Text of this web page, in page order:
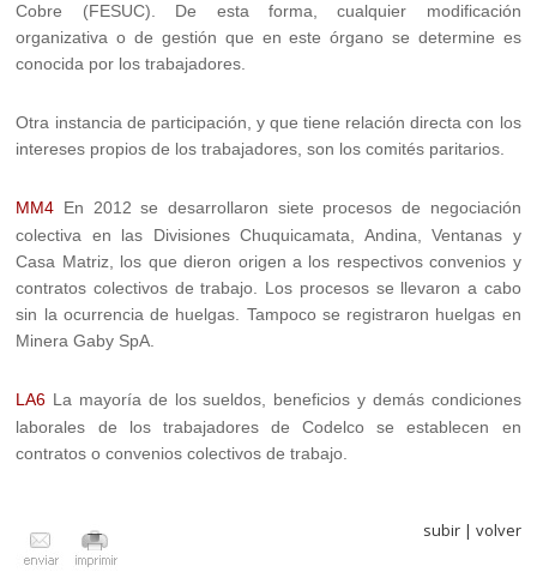
Cobre (FESUC). De esta forma, cualquier modificación
organizativa o de gestión que en este órgano se determine es
conocida por los trabajadores.
Otra instancia de participación, y que tiene relación directa con los
intereses propios de los trabajadores, son los comités paritarios.
MM4 En 2012 se desarrollaron siete procesos de negociación
colectiva en las Divisiones Chuquicamata, Andina, Ventanas y
Casa Matriz, los que dieron origen a los respectivos convenios y
contratos colectivos de trabajo. Los procesos se llevaron a cabo
sin la ocurrencia de huelgas. Tampoco se registraron huelgas en
Minera Gaby SpA.
LA6 La mayoría de los sueldos, beneficios y demás condiciones
laborales de los trabajadores de Codelco se establecen en
contratos o convenios colectivos de trabajo.
subir| volver